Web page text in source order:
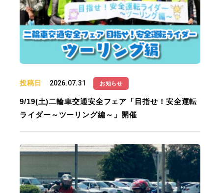
投稿日 2026.07.31 お知らせ
9/19(土)二輪車交通安全フェア「目指せ！安全運転
ライダー～ツーリング編～」開催